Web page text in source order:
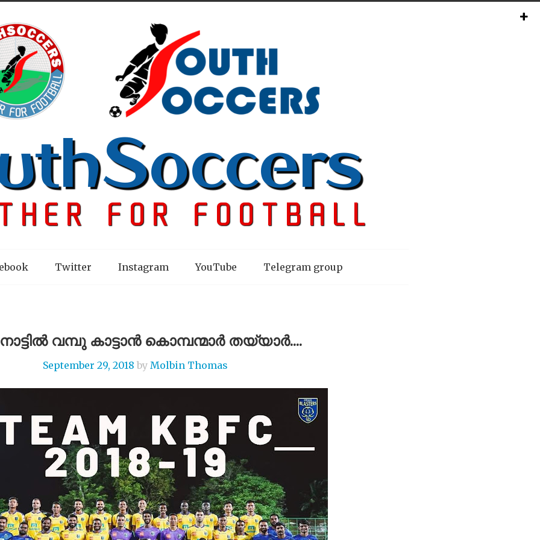
Twitter Instagram YouTube Telegram group
വമ്പു കാട്ടാൻ കൊമ്പന്മാർ തയ്യാർ....
September 29, 2018 by Molbin Thomas